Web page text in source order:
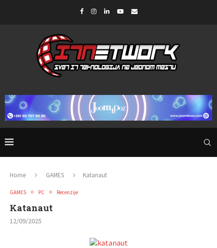
Home GAMES Katanaut
GAMES PC Recenzije
Katanaut
12/09/2025